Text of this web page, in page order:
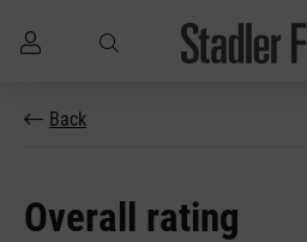
Skip to main content
Back
Overall rating